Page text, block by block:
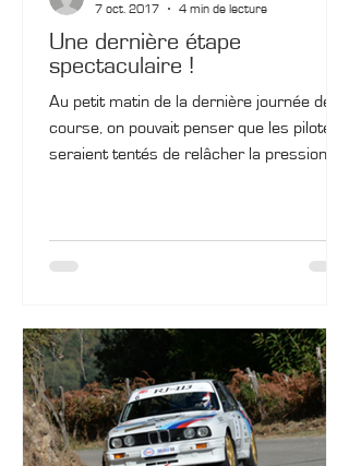
Une dernière étape
spectaculaire !
Au petit matin de la dernière journée de
course, on pouvait penser que les pilotes
seraient tentés de relâcher la pression, au
7 oct. 2017
4 min de lecture